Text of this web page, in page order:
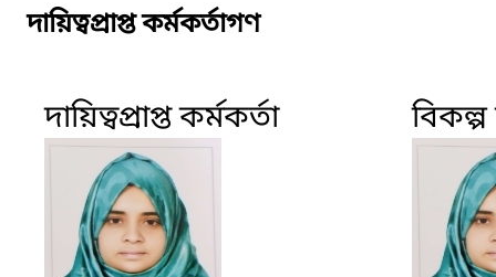
দায়িত্বপ্রাপ্ত কর্মকর্তাগণ
দায়িত্বপ্রাপ্ত কর্মকর্তা বিকল্প